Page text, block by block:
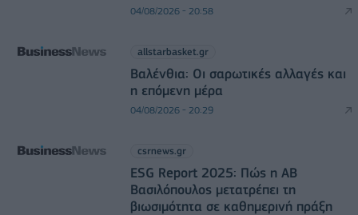
04/08/2026 - 20:58
allstarbasket.gr
Βαλένθια: Οι σαρωτικές αλλαγές και
η επόμενη μέρα
04/08/2026 - 20:29
csrnews.gr
ESG Report 2025: Πώς η ΑΒ
Βασιλόπουλος μετατρέπει τη
βιωσιμότητα σε καθημερινή πράξη